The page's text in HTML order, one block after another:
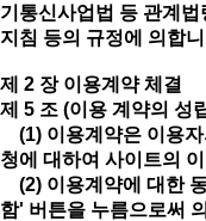
기통신사업법 등 관계
지침 등의 규정에 의합
제 2 장 이용계약 체결
제 5 조 (이용 계약의 성
(1) 이용계약은 이용자
청에 대하여 사이트의
(2) 이용계약에 대한
함' 버튼을 누름으로써